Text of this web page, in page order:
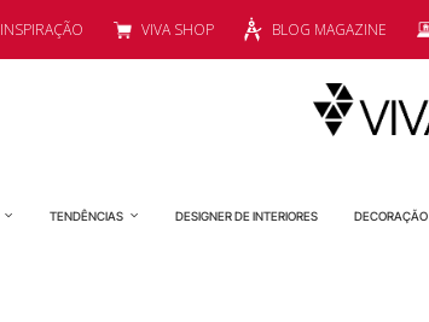
INSPIRAÇÃO VIVA SHOP BLOG MAGAZINE
TENDÊNCIAS DESIGNER DE INTERIORES DECORAÇÃO